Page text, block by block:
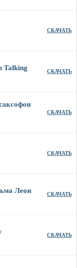
СКАЧАТЬ
Talking СКАЧАТЬ
СКАЧАТЬ
СКАЧАТЬ
Леон СКАЧАТЬ
СКАЧАТЬ